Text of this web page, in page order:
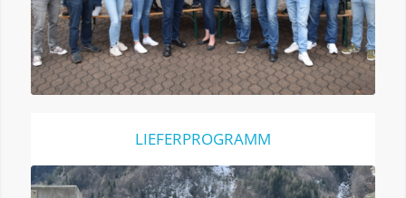
LIEFERPROGRAMM